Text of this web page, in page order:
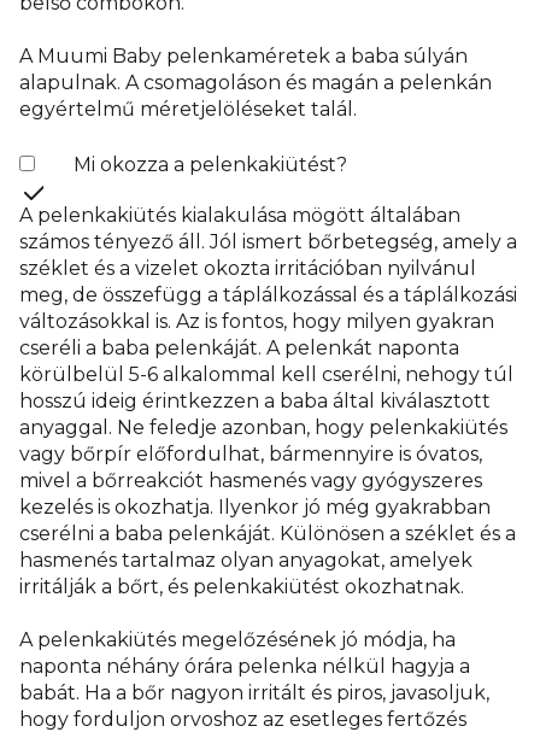
A Muumi Baby pelenkaméretek a baba súlyán
alapulnak. A csomagoláson és magán a pelenkán
egyértelmű méretjelöléseket talál.
Mi okozza a pelenkakiütést?
A pelenkakiütés kialakulása mögött általában
számos tényező áll. Jól ismert bőrbetegség, amely a
széklet és a vizelet okozta irritációban nyilvánul
meg, de összefügg a táplálkozással és a táplálkozási
változásokkal is. Az is fontos, hogy milyen gyakran
cseréli a baba pelenkáját. A pelenkát naponta
körülbelül 5-6 alkalommal kell cserélni, nehogy túl
hosszú ideig érintkezzen a baba által kiválasztott
anyaggal. Ne feledje azonban, hogy pelenkakiütés
vagy bőrpír előfordulhat, bármennyire is óvatos,
mivel a bőrreakciót hasmenés vagy gyógyszeres
kezelés is okozhatja. Ilyenkor jó még gyakrabban
cserélni a baba pelenkáját. Különösen a széklet és a
hasmenés tartalmaz olyan anyagokat, amelyek
irritálják a bőrt, és pelenkakiütést okozhatnak.
A pelenkakiütés megelőzésének jó módja, ha
naponta néhány órára pelenka nélkül hagyja a
babát. Ha a bőr nagyon irritált és piros, javasoljuk,
hogy forduljon orvoshoz az esetleges fertőzés